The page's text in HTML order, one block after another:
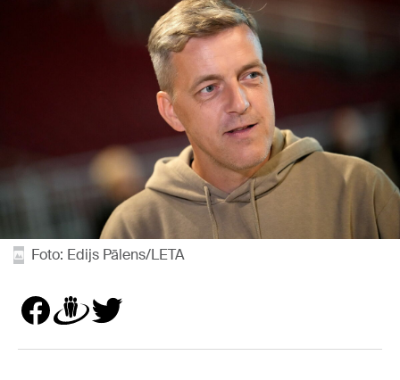
Foto: Edijs Pālens/LETA